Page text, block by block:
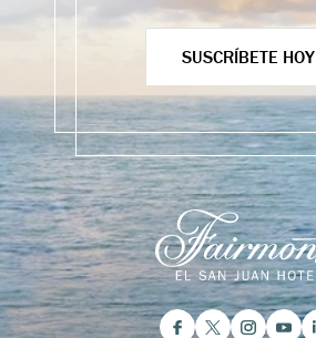
SUSCRÍBETE HOY